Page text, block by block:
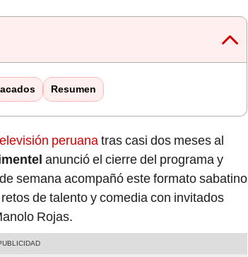
Resumen
peruanatras casi dos meses al
anunció el cierre del programa y
semana acompañó este formato sabatino
de talento y comedia con invitados
Rojas.